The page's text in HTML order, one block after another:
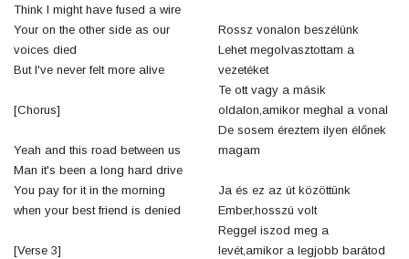
Think I might have fused a wire
Your on the other side as our
voices died
But I've never felt more alive
[Chorus]
Yeah and this road between us
Man it's been a long hard drive
You pay for it in the morning
when your best friend is denied
[Verse 3]
Rossz vonalon beszélünk
Lehet megolvasztottam a
vezetéket
Te ott vagy a másik
oldalon,amikor meghal a vonal
De sosem éreztem ilyen élőnek
magam
Ja és ez az út közöttünk
Ember,hosszú volt
Reggel iszod meg a
levét,amikor a legjobb barátod